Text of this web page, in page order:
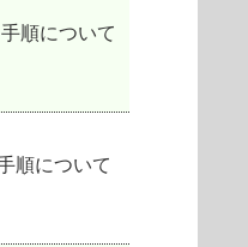
順について
順について